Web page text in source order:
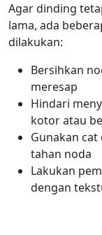
Agar dinding
lama, ada
dilakukan:
Bersihkan
meresap
Hindari
kotor atau
Gunakan
tahan noda
Lakukan
dengan